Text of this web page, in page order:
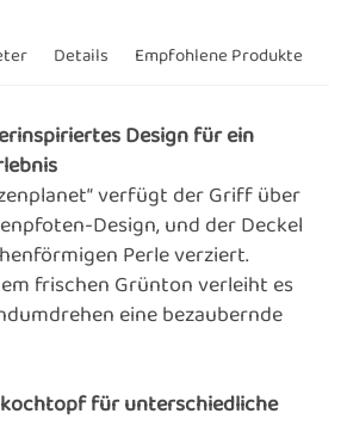
Details Empfohlene Produkte
Design für ein
verfügt der Griff über
Design, und der Deckel
Perle verziert.
frischen Grünton verleiht es
eine bezaubernde
für unterschiedliche